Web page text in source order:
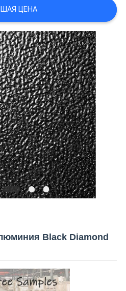
ЦЕНА
Black Diamond